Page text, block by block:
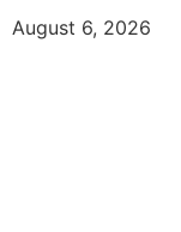
August 6, 2026